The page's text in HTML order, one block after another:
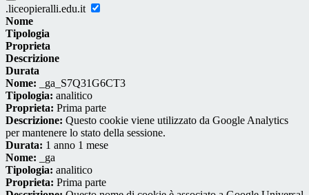
.liceopieralli.edu.it
Nome
Tipologia
Proprieta
Descrizione
Durata
Nome: _ga_S7Q31G6CT3
Tipologia: analitico
Proprieta: Prima parte
Descrizione: Questo cookie viene utilizzato da Google Analytics
per mantenere lo stato della sessione.
Durata: 1 anno 1 mese
Nome: _ga
Tipologia: analitico
Proprieta: Prima parte